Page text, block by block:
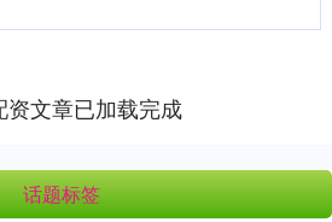
资文章已加载完成
话题标签